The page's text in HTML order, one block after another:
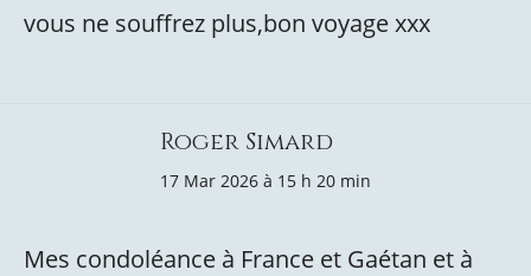
vous ne souffrez plus,bon voyage xxx
Roger Simard
17 Mar 2026 à 15 h 20 min
Mes condoléance à France et Gaétan et à